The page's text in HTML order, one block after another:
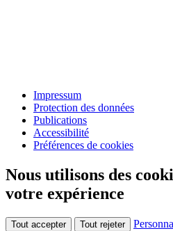
Impressum
Protection des données
Publications
Accessibilité
Préférences de cookies
Nous utilisons des
votre expérience
Tout accepter Tout rejeter